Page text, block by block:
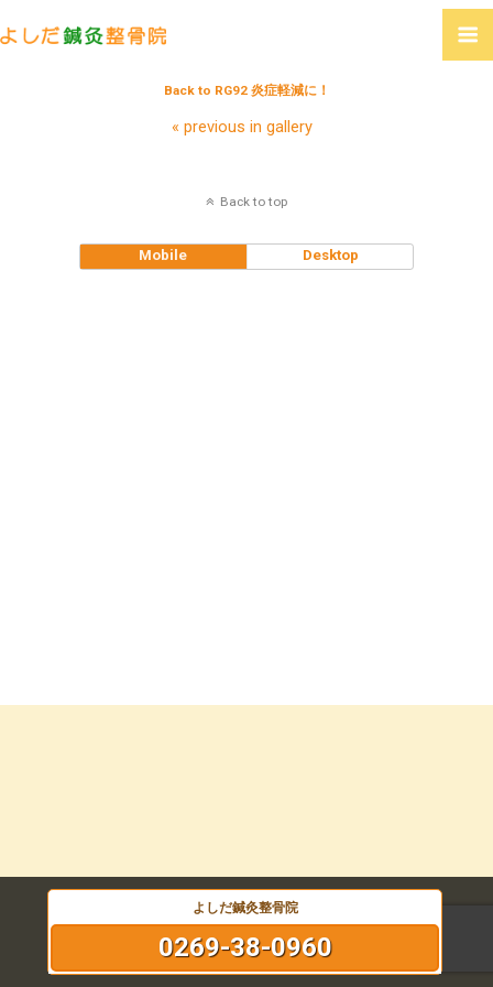
Back to RG92 炎症軽減に！
« previous in gallery
Back to top
Mobile Desktop
よしだ鍼灸整骨院
0269-38-0960